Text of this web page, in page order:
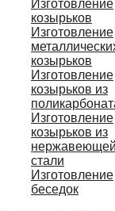
Изготовление
козырьков
Изготовление
козырьков
Изготовление
козырьков из
Изготовление
козырьков из
стали
Изготовление
беседок